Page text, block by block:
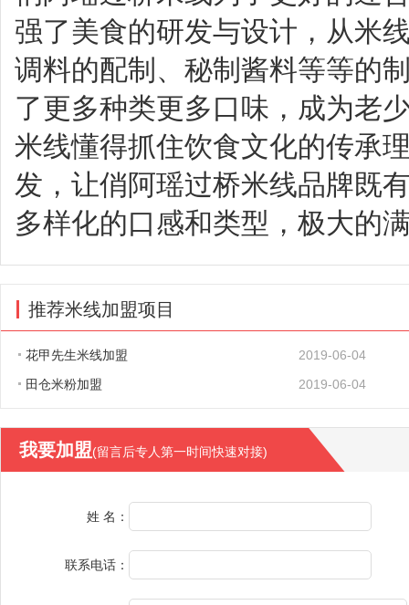
强了美食的研发与设计，从米
调料的配制、秘制酱料等等的
了更多种类更多口味，成为老
米线懂得抓住饮食文化的传承
发，让俏阿瑶过桥米线品牌既
多样化的口感和类型，极大的
推荐米线加盟项目
花甲先生米线加盟
2019-06-04
田仓米粉加盟
2019-06-04
我要加盟(留言后专人第一时间快速对接)
姓 名：
联系电话：